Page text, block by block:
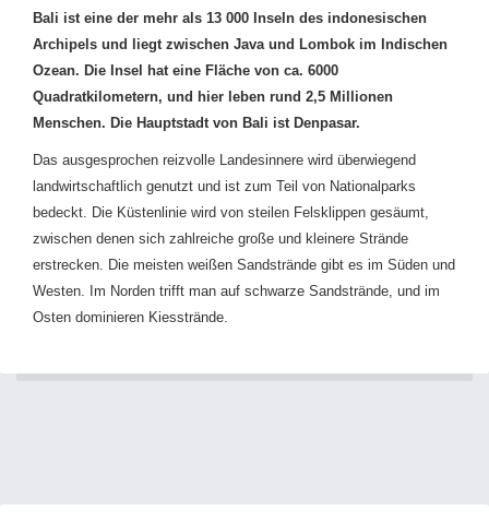
Bali ist eine der mehr als 13 000 Inseln des indonesischen
Archipels und liegt zwischen Java und Lombok im Indischen
Ozean. Die Insel hat eine Fläche von ca. 6000
Quadratkilometern, und hier leben rund 2,5 Millionen
Menschen. Die Hauptstadt von Bali ist Denpasar.
Das ausgesprochen reizvolle Landesinnere wird überwiegend
landwirtschaftlich genutzt und ist zum Teil von Nationalparks
bedeckt. Die Küstenlinie wird von steilen Felsklippen gesäumt,
zwischen denen sich zahlreiche große und kleinere Strände
erstrecken. Die meisten weißen Sandstrände gibt es im Süden und
Westen. Im Norden trifft man auf schwarze Sandstrände, und im
Osten dominieren Kiesstrände.